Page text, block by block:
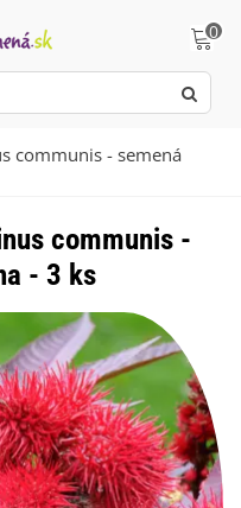
0
communis - semená
communis -
- 3 ks